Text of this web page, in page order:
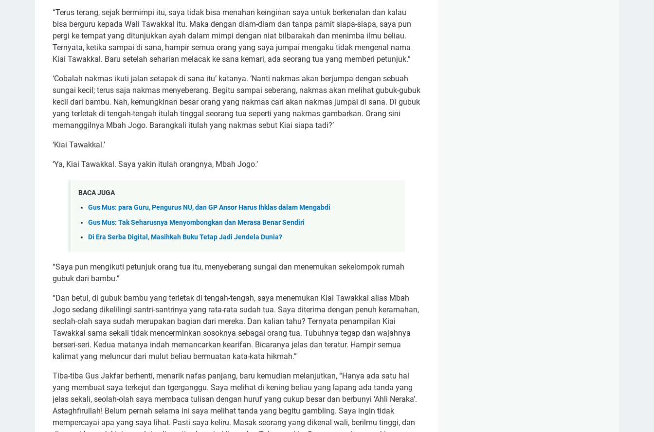
“Terus terang, sejak bermimpi itu, saya tidak bisa menahan keinginan saya untuk berkenalan dan kalau
bisa berguru kepada Wali Tawakkal itu. Maka dengan diam-diam dan tanpa pamit siapa-siapa, saya pun
pergi ke tempat yang ditunjukkan ayah dalam mimpi dengan niat bilbarakah dan menimba ilmu beliau.
Ternyata, ketika sampai di sana, hampir semua orang yang saya jumpai mengaku tidak mengenal nama
Kiai Tawakkal. Baru setelah seharian melacak ke sana kemari, ada seorang tua yang memberi petunjuk.”
‘Cobalah nakmas ikuti jalan setapak di sana itu’ katanya. ‘Nanti nakmas akan berjumpa dengan sebuah
sungai kecil; terus saja nakmas menyeberang. Begitu sampai seberang, nakmas akan melihat gubuk-gubuk
kecil dari bambu. Nah, kemungkinan besar orang yang nakmas cari akan nakmas jumpai di sana. Di gubuk
yang terletak di tengah-tengah itulah tinggal seorang tua seperti yang nakmas gambarkan. Orang sini
memanggilnya Mbah Jogo. Barangkali itulah yang nakmas sebut Kiai siapa tadi?’
‘Kiai Tawakkal.’
‘Ya, Kiai Tawakkal. Saya yakin itulah orangnya, Mbah Jogo.’
BACA JUGA
Gus Mus: para Guru, Pengurus NU, dan GP Ansor Harus Ihklas dalam Mengabdi
Gus Mus: Tak Seharusnya Menyombongkan dan Merasa Benar Sendiri
Di Era Serba Digital, Masihkah Buku Tetap Jadi Jendela Dunia?
“Saya pun mengikuti petunjuk orang tua itu, menyeberang sungai dan menemukan sekelompok rumah
gubuk dari bambu.”
“Dan betul, di gubuk bambu yang terletak di tengah-tengah, saya menemukan Kiai Tawakkal alias Mbah
Jogo sedang dikelilingi santri-santrinya yang rata-rata sudah tua. Saya diterima dengan penuh keramahan,
seolah-olah saya sudah merupakan bagian dari mereka. Dan kalian tahu? Ternyata penampilan Kiai
Tawakkal sama sekali tidak mencerminkan sosoknya sebagai orang tua. Tubuhnya tegap dan wajahnya
berseri-seri. Kedua matanya indah memancarkan kearifan. Bicaranya jelas dan teratur. Hampir semua
kalimat yang meluncur dari mulut beliau bermuatan kata-kata hikmah.”
Tiba-tiba Gus Jakfar berhenti, menarik nafas panjang, baru kemudian melanjutkan, “Hanya ada satu hal
yang membuat saya terkejut dan tgerganggu. Saya melihat di kening beliau yang lapang ada tanda yang
jelas sekali, seolah-olah saya membaca tulisan dengan huruf yang cukup besar dan berbunyi ‘Ahli Neraka’.
Astaghfirullah! Belum pernah selama ini saya melihat tanda yang begitu gambling. Saya ingin tidak
mempercayai apa yang saya lihat. Pasti saya keliru. Masak seorang yang dikenal wali, berilmu tinggi, dan